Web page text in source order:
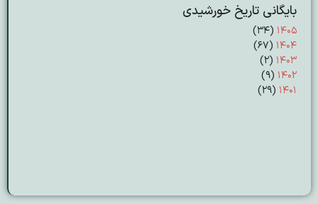
بایگانی تاریخ خورشیدی
۱۴۰۵ (۳۴)
۱۴۰۴ (۶۷)
۱۴۰۳ (۲)
۱۴۰۲ (۹)
۱۴۰۱ (۲۹)